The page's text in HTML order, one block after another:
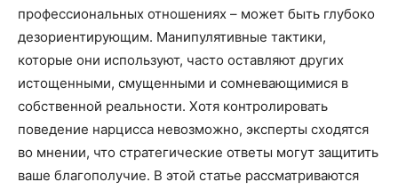
профессиональных отношениях – может быть глубоко
дезориентирующим. Манипулятивные тактики,
которые они используют, часто оставляют других
истощенными, смущенными и сомневающимися в
собственной реальности. Хотя контролировать
поведение нарцисса невозможно, эксперты сходятся
во мнении, что стратегические ответы могут защитить
ваше благополучие. В этой статье рассматриваются